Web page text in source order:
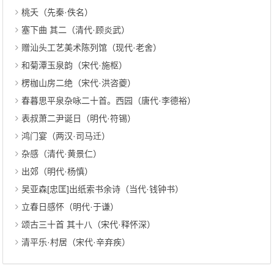
桃夭（先秦·佚名）
塞下曲 其二（清代·顾炎武）
赠汕头工艺美术陈列馆（现代·老舍）
和菊潭玉泉韵（宋代·施枢）
楞枷山房二绝（宋代·洪咨夔）
春暮思平泉杂咏二十首。西园（唐代·李德裕）
表叔萧二尹诞日（明代·符锡）
鸿门宴（两汉·司马迁）
杂感（清代·黄景仁）
出郊（明代·杨慎）
吴亚森[忠匡]出纸索书余诗（当代·钱钟书）
立春日感怀（明代·于谦）
颂古三十首 其十八（宋代·释怀深）
清平乐·村居（宋代·辛弃疾）